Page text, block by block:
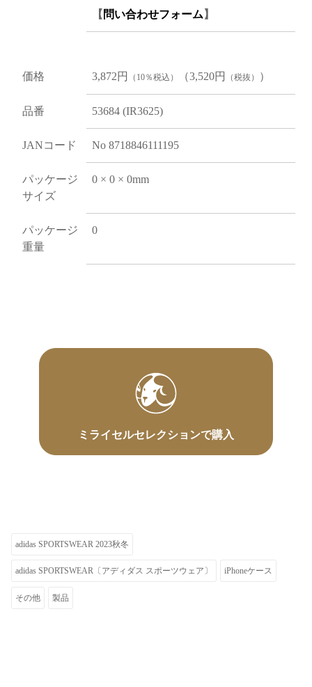
【 問い合わせフォーム 】
価格 3,872円 （10％税込） （3,520円 （税抜） ）
品番 53684 (IR3625)
JANコード No 8718846111195
パッケージ
サイズ
0 × 0 × 0mm
パッケージ
重量
0
ミライセルセレクションで購入
adidas SPORTSWEAR 2023秋冬
adidas SPORTSWEAR〔アディダス スポーツウェア〕 iPhoneケース
その他 製品